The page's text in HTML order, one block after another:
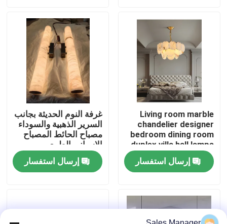
جولة في المصنع
مراقبة الجودة
اتصل بنا
اطلب اقتباس
أضواء الثريا المعلقة
أضواء قلادة مخصصة
Living room marble
chandelier designer
bedroom dining room
duplex villa hall lamps
إرسال استفسار
غرفة النوم الحديثة بجانب
السرير الذهبية والسوداء
مصباح الحائط المصباح
الإسباني الطبيعي
إرسال استفسار